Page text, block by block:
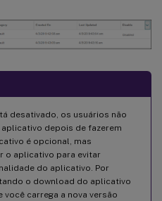
desativado, os usuários não
depois de fazerem
é opcional, mas
o aplicativo para evitar
do aplicativo. Por
o download do aplicativo
você carrega a nova versão